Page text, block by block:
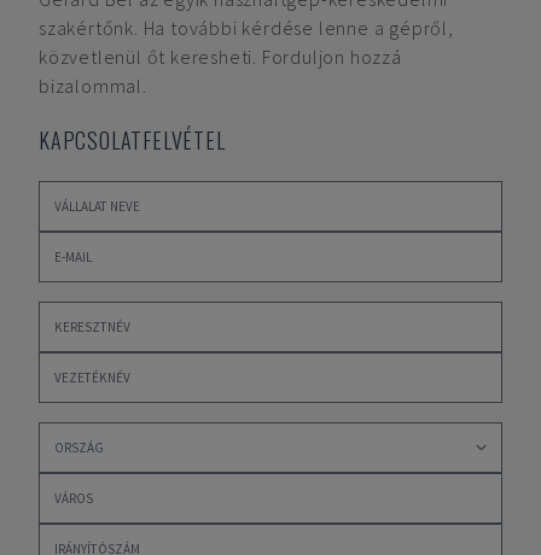
szakértőnk. Ha további kérdése lenne a gépről,
közvetlenül őt keresheti. Forduljon hozzá
bizalommal.
KAPCSOLATFELVÉTEL